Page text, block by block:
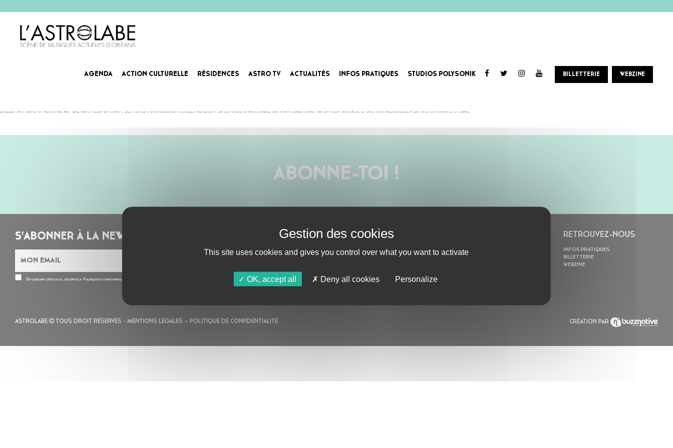
AGENDA ACTION CULTURELLE RÉSIDENCES ASTRO TV ACTUALITÉS INFOS PRATIQUES STUDIOS POLYSONIK BILLETTERIE WEBZINE
excelle tant dans un registre rap que dans celui du chant. Ses textes soigneusement ciselés reflètent sa sensibilité artistique, captivant l’auditoire par un flow maîtrisé et une voix mélodieuse, à la fois envoûtante et suave.
ABONNE-TOI !
S'ABONNER À LA NEWSLETTER
En cochant cette case, j’accepte la Politique de confidentialité
AU PROGRAMME
AGENDA
ACTION CULTURELLE
RETROUVEZ-NOUS
INFOS PRATIQUES
BILLETTERIE
WEBZINE
ASTROLABE TOUS DROIT RÉSERVÉS - MENTIONS LÉGALES – POLITIQUE DE CONFIDENTIALITÉ CRÉATION PAR
This site uses cookies and gives you control over what you want to activate
OK, accept all Deny all cookies Personalize